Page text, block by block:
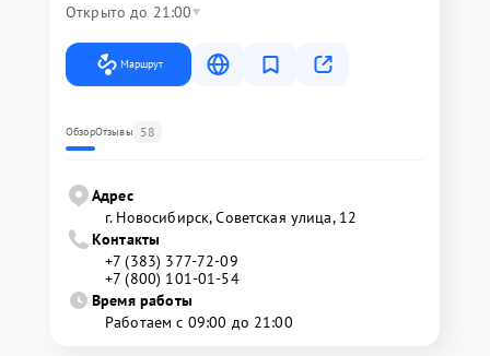
Открыто до 21:00
Маршрут
ОбзорОтзывы 58
Адрес
г. Новосибирск, Советская улица, 12
Контакты
+7 (383) 377-72-09
+7 (800) 101-01-54
Время работы
Работаем с 09:00 до 21:00